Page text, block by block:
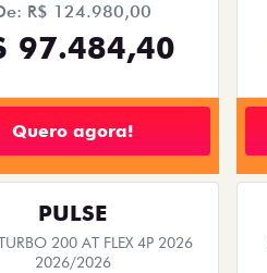
R$ 124.980,00
97.484,40
Quero agora!
PULSE
200 AT FLEX 4P 2026
2026/2026